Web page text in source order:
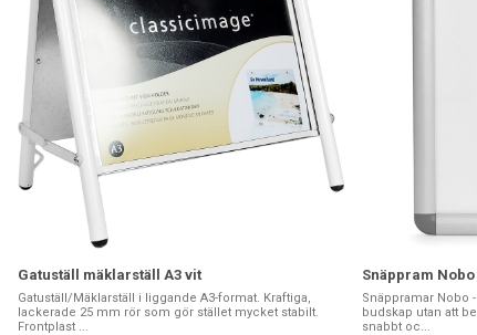
Gatuställ mäklarställ A3 vit
Gatuställ/Mäklarställ i liggande A3-format. Kraftiga,
lackerade 25 mm rör som gör stället mycket stabilt.
Frontplast ...
Snäppram
Snäppramar Nobo
budskap utan att
snabbt oc...